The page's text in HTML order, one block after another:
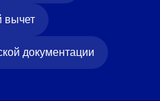
вычет
документации